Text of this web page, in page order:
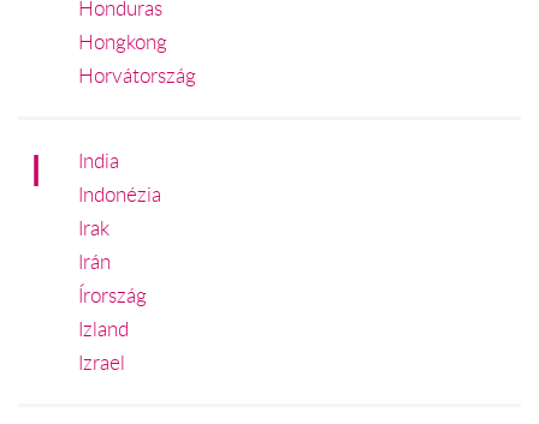
Honduras
Hongkong
Horvátország
I
India
Indonézia
Irak
Irán
Írország
Izland
Izrael